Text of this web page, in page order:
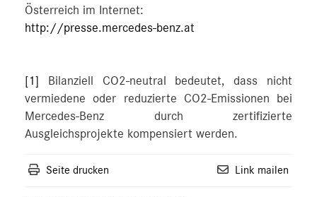
Österreich im Internet:
http://presse.mercedes-benz.at
[1]
Bilanziell CO2-neutral bedeutet, dass nicht
vermiedene oder reduzierte CO2-Emissionen bei
Mercedes-Benz durch zertifizierte
Ausgleichsprojekte kompensiert werden.
Seite drucken Link mailen